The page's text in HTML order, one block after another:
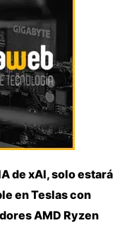
de xAI, solo estará
en Teslas con
AMD Ryzen